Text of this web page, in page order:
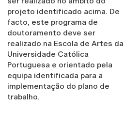
projeto identificado acima. De
facto, este programa de
doutoramento deve ser
realizado na Escola de Artes da
Universidade Católica
Portuguesa e orientado pela
equipa identificada para a
implementação do plano de
trabalho.